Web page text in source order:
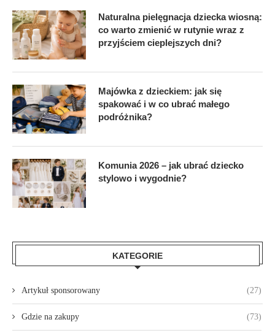
Naturalna pielęgnacja dziecka wiosną:
co warto zmienić w rutynie wraz z
przyjściem cieplejszych dni?
Majówka z dzieckiem: jak się
spakować i w co ubrać małego
podróżnika?
Komunia 2026 – jak ubrać dziecko
stylowo i wygodnie?
KATEGORIE
Artykuł sponsorowany (27)
Gdzie na zakupy (73)